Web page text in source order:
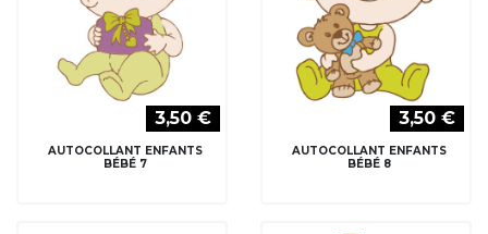
3,50 €
AUTOCOLLANT ENFANTS
BÉBÉ 7
3,50 €
AUTOCOLLANT ENFANTS
BÉBÉ 8